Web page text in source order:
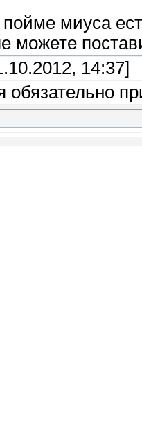
миуса
можете
14:37]